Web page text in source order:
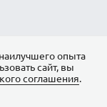
опыта
сайт, вы
соглашения.